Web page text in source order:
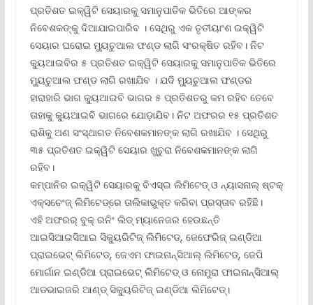
ପ୍ରତିଶତ ଇକ୍ୱିଟି ସେୟାରକୁ ସମାନୁପାତିକ ଭିତିରେ ଆଙ୍କର
ନିବେଶକଙ୍କୁ ଦିଆଯାଇପାରିବ । ସେଥିରୁ ଏକ ତୃତୀୟାଂଶ ଇକ୍ୱିଟି
ସେୟାର ଘରୋଇ ମ୍ୟୁଚୁଆଲ ଫଣ୍ଡ ଲାଗି ସଂରକ୍ଷିତ ରହିବ। ନିଟ
କ୍ୟୁଆଇବିର ୫ ପ୍ରତିଶତ ଇକ୍ୱିଟି ସେୟାରକୁ ସମାନୁପାତିକ ଭିତିରେ
ମ୍ୟୁଚୁଆଲ ଫଣ୍ଡ ଲାଗି ରଖାଯିବ । ଯଦି ମ୍ୟୁଚୁଆଲ ଫଣ୍ଡର
ହାରାହାରି ଭାଗ କ୍ୟୁଆଇବି ଭାଗର ୫ ପ୍ରତିଶତରୁ କମ ରହିବ ତେବେ
ତାହାକୁ କ୍ୟୁଆଇବି ଭାଗରେ ଯୋଡ଼ାଯିବ। ନିଟ ଅଫରର ୧୫ ପ୍ରତିଶତ
ରାଶିକୁ ଅଣ ସଂସ୍ଥାଗତ ନିବେଶକମାନଙ୍କ ଲାଗି ରଖାଯିବ । ସେଥିରୁ
୩୫ ପ୍ରତିଶତ ଇକ୍ୱିଟି ସେୟାର ଖୁଚୁରା ନିବେଶକମାନଙ୍କ ଲାଗି
ରହିବ।
କମ୍ପାନିର ଇକ୍ୱିଟି ସେୟାରକୁ ବିଏସ୍‌ଇ ଲିମିଟେଡ୍ ଓ ନ୍ୟାସନାଲ୍ ଷ୍ଟକ୍
ଏକ୍ସଚେଂଜ୍ ଲିମିଟେଡ୍‌ରେ ତାଲିକାଭୁକ୍ତ କରିବା ପ୍ରସ୍ତାବ ରହିଛି।
ଏହି ଅଫରର୍ ବୁକ୍ ରନିଂ ଲିଡ୍ ମ୍ୟାନେଜର ହେଉଛନ୍ତି
ଆଇସିଆଇସିଆଇ ସିକ୍ୟୁରିଟିଜ୍ ଲିମିଟେଡ୍‌, ଜେଫେରିଜ୍ ଇଣ୍ଡିଆ
ପ୍ରାଇଭେଟ୍ ଲିମିଟେଡ୍‌, ଜେଏମ ଫାଇନାନ୍ସିଆଲ୍ ଲିମିଟେଡ୍‌, ଜେପି
ମୋର୍ଗାନ ଇଣ୍ଡିଆ ପ୍ରାଇଭେଟ୍ ଲିମିଟେଡ୍ ଓ ନୋମୁରା ଫାଇନାନ୍ସିଆଲ୍
ଆଡଭାଇଜରି ଆଣ୍ଡ୍ ସିକ୍ୟୁରିଟିଜ୍ ଇଣ୍ଡିଆ ଲିମିଟେଡ୍‌।